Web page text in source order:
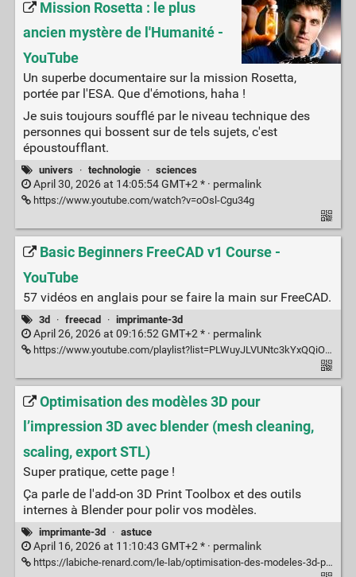
Mission Rosetta : le plus
ancien mystère de l'Humanité -
YouTube
Un superbe documentaire sur la mission Rosetta,
portée par l'ESA. Que d'émotions, haha !
Je suis toujours soufflé par le niveau technique des
personnes qui bossent sur de tels sujets, c'est
époustoufflant.
univers · technologie · sciences
April 30, 2026 at 14:05:54 GMT+2 * · permalink
https://www.youtube.com/watch?v=oOsl-Cgu34g
Basic Beginners FreeCAD v1 Course -
YouTube
57 vidéos en anglais pour se faire la main sur FreeCAD.
3d · freecad · imprimante-3d
April 26, 2026 at 09:16:52 GMT+2 * · permalink
https://www.youtube.com/playlist?list=PLWuyJLVUNtc3kYxQQiOriVJiTbQ0qNBXh
Optimisation des modèles 3D pour
l’impression 3D avec blender (mesh cleaning,
scaling, export STL)
Super pratique, cette page !
Ça parle de l'add-on 3D Print Toolbox et des outils
internes à Blender pour polir vos modèles.
imprimante-3d · astuce
April 16, 2026 at 11:10:43 GMT+2 * · permalink
https://labiche-renard.com/le-lab/optimisation-des-modeles-3d-pour-limpression-3d-avec-blender